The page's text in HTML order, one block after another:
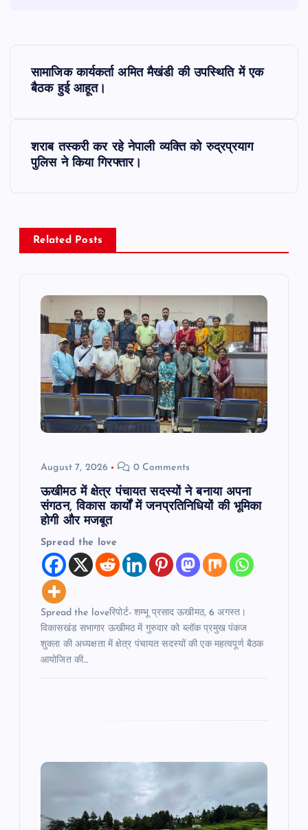
a
सामाजिक कार्यकर्ता अमित मैखंडी की उपस्थिति में एक
बैठक हुई आहूत।
शराब तस्करी कर रहे नेपाली व्यक्ति को रुद्रप्रयाग
पुलिस ने किया गिरफ्तार।
Related Posts
August 7, 2026 0 Comments
ऊखीमठ में क्षेत्र पंचायत सदस्यों ने बनाया अपना
संगठन, विकास कार्यों में जनप्रतिनिधियों की भूमिका
होगी और मजबूत
Spread the love
Spread the loveरिपोर्ट- शम्भू प्रसाद ऊखीमठ, 6 अगस्त।
विकासखंड सभागार ऊखीमठ में गुरुवार को ब्लॉक प्रमुख पंकज
शुक्ला की अध्यक्षता में क्षेत्र पंचायत सदस्यों की एक महत्वपूर्ण बैठक
आयोजित की…